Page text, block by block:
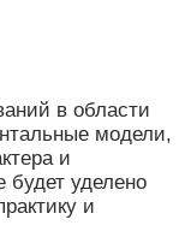
в области
модели,
и
будет уделено
и